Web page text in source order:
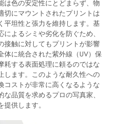
は色の安定性にとどまらず、物
切にマウントされたプリントは
平坦性と張力を維持します。基
よるシミや劣化を防ぐため、
接触に対してもプリントが影響
体に統合された紫外線（UV）保
耗する表面処理に頼るのではな
します。このような耐久性への
コストが非常に高くなるような
品質を求めるプロの写真家、
供します。